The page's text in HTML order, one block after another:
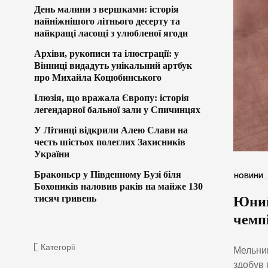
НОВИНИ,
Юний
здобув
День малини з вершками: історія
найніжнішого літнього десерту та
найкращі ласощі з улюбленої ягоди
Архіви, рукописи та ілюстрації: у
Вінниці видадуть унікальний артбук
про Михайла Коцюбинського
Ілюзія, що вражала Європу: історія
легендарної бальної зали у Спичинцях
У Літинці відкрили Алею Слави на
честь шістьох полеглих Захисників
України
Браконьєр у Південному Бузі біля
Бохоників наловив раків на майже 130
тисяч гривень
Категорії